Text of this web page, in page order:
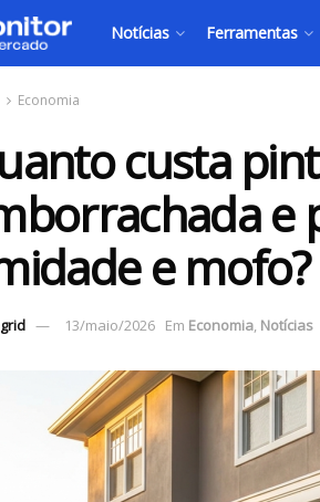
Notícias Ferramentas
Economia
custa
e
e mofo?
13/maio/2026 Em Economia, Notícias